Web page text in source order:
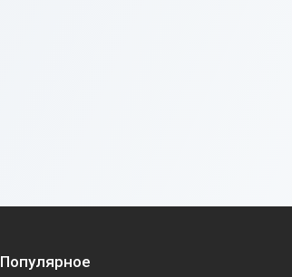
Популярное